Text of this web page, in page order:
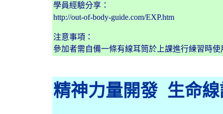
學員經驗分享：
http://out-of-body-guide.com/EXP.htm
注意事項：
參加者需自備一條有線耳筒於上課進行練習時使
精神力量開發 生命線